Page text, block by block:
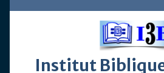
Institut